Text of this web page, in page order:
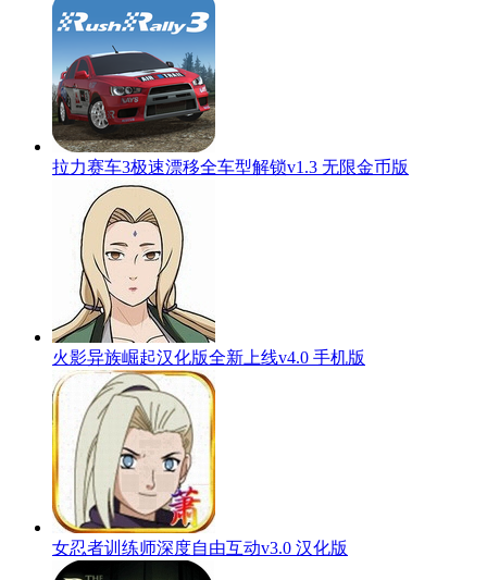
拉力赛车3极速漂移全车型解锁v1.3 无限金币版
火影异族崛起汉化版全新上线v4.0 手机版
女忍者训练师深度自由互动v3.0 汉化版